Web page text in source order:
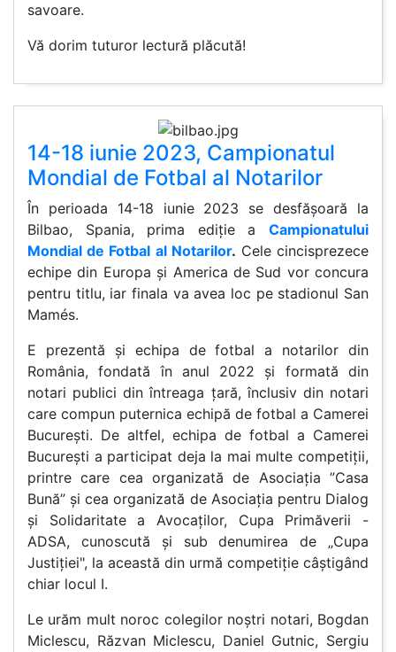
savoare.
Vă dorim tuturor lectură plăcută!
14-18 iunie 2023, Campionatul
Mondial de Fotbal al Notarilor
În perioada 14-18 iunie 2023 se desfășoară la
Bilbao, Spania, prima ediție a Campionatului
Mondial de Fotbal al Notarilor. Cele cincisprezece
echipe din Europa și America de Sud vor concura
pentru titlu, iar finala va avea loc pe stadionul San
Mamés.
E prezentă și echipa de fotbal a notarilor din
România, fondată în anul 2022 și formată din
notari publici din întreaga țară, înclusiv din notari
care compun puternica echipă de fotbal a Camerei
București. De altfel, echipa de fotbal a Camerei
București a participat deja la mai multe competiții,
printre care cea organizată de Asociația ”Casa
Bună” și cea organizată de Asociația pentru Dialog
și Solidaritate a Avocaților, Cupa Primăverii -
ADSA, cunoscută și sub denumirea de „Cupa
Justiției", la această din urmă competiție câștigând
chiar locul I.
Le urăm mult noroc colegilor noștri notari, Bogdan
Miclescu, Răzvan Miclescu, Daniel Gutnic, Sergiu